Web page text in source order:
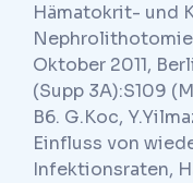
Hämatokrit- und
Oktober 2011,
(Supp 3A):S109
B6. G.Koc,
Einfluss von
Infektionsraten,